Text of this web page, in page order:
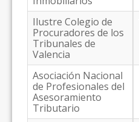
Ilustre Colegio de
Procuradores de los
Tribunales de
Valencia
Asociación Nacional
de Profesionales del
Asesoramiento
Tributario